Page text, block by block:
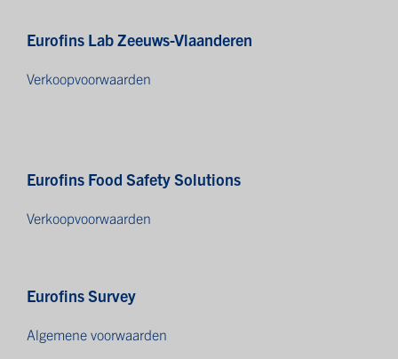
Eurofins Lab Zeeuws-Vlaanderen
Verkoopvoorwaarden
Eurofins Food Safety Solutions
Verkoopvoorwaarden
Eurofins Survey
Algemene voorwaarden